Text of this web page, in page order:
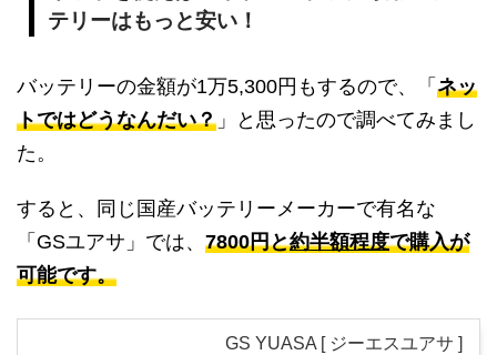
テリーはもっと安い！
バッテリーの金額が1万5,300円もするので、「 ネッ
トではどうなんだい？ 」と思ったので調べてみまし
た。
すると、同じ国産バッテリーメーカーで有名な
「GSユアサ」では、 7800円と約半額程度で購入が
可能です。
GS YUASA [ ジーエスユアサ ]